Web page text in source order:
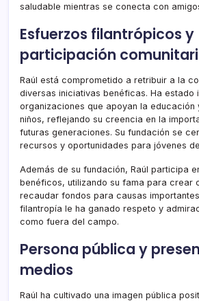
saludable mientras se conecta con
Esfuerzos filantrópicos y
participación
Raúl está comprometido a retribuir a la
diversas iniciativas benéficas. Ha estado
organizaciones que apoyan la educación
niños, reflejando su creencia en la
futuras generaciones. Su fundación se
recursos y oportunidades para jóvenes
Además de su fundación, Raúl participa
benéficos, utilizando su fama para crear
recaudar fondos para causas
filantropía le ha ganado respeto y
como fuera del campo.
Persona pública y
medios
Raúl ha cultivado una imagen pública